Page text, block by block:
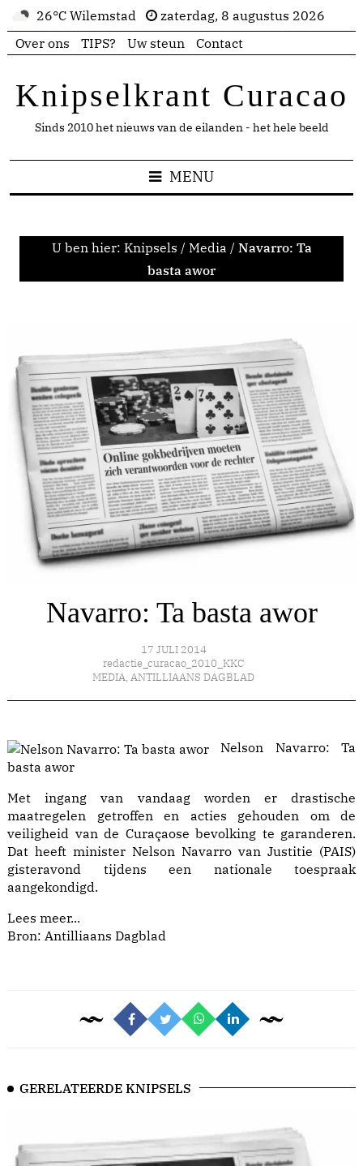
26°C Wilemstad
zaterdag, 8 augustus 2026
Over ons
TIPS? Uw steun Contact
Knipselkrant Curacao
Sinds 2010 het nieuws van de eilanden - het hele beeld
MENU
U ben hier: Knipsels / Media / Navarro: Ta
basta awor
Navarro: Ta basta awor
17 JULI 2014
redactie_curacao_2010_KKC
MEDIA, ANTILLIAANS DAGBLAD
Nelson Navarro: Ta
basta awor
Met ingang van vandaag worden er drastische
maatregelen getroffen en acties gehouden om de
veiligheid van de Curaçaose bevolking te garanderen.
Dat heeft minister Nelson Navarro van Justitie (PAIS)
gisteravond tijdens een nationale toespraak
aangekondigd.
Lees meer...
Bron: Antilliaans Dagblad
GERELATEERDE KNIPSELS